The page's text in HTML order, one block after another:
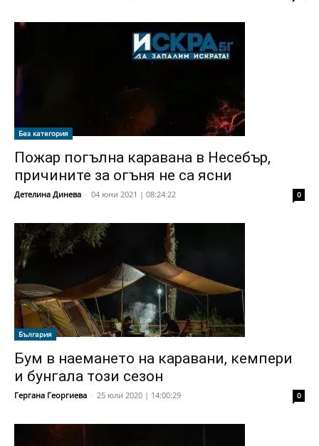
Без категория
Пожар погълна каравана в Несебър,
причините за огъня не са ясни
Детелина Динева - 04 юни 2021 | 08:24:22 0
България
Бум в наемането на каравани, кемпери
и бунгала този сезон
Гергана Георгиева - 25 юли 2020 | 14:00:29 0